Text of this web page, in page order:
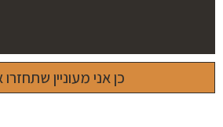
כן אני מעוניין שתחזרו